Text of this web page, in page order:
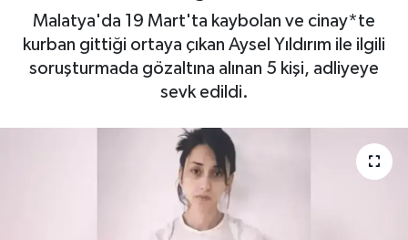
Malatya'da 19 Mart'ta kaybolan ve cinay*te
kurban gittiği ortaya çıkan Aysel Yıldırım ile ilgili
soruşturmada gözaltına alınan 5 kişi, adliyeye
sevk edildi.
Haberde İnsan
Kültür Sanat
Magazin